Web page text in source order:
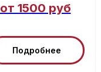
от 1500 руб
Подробнее